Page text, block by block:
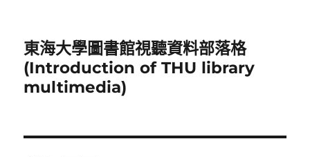
東海大學圖書館視聽資料部落格
(Introduction of THU library
multimedia)